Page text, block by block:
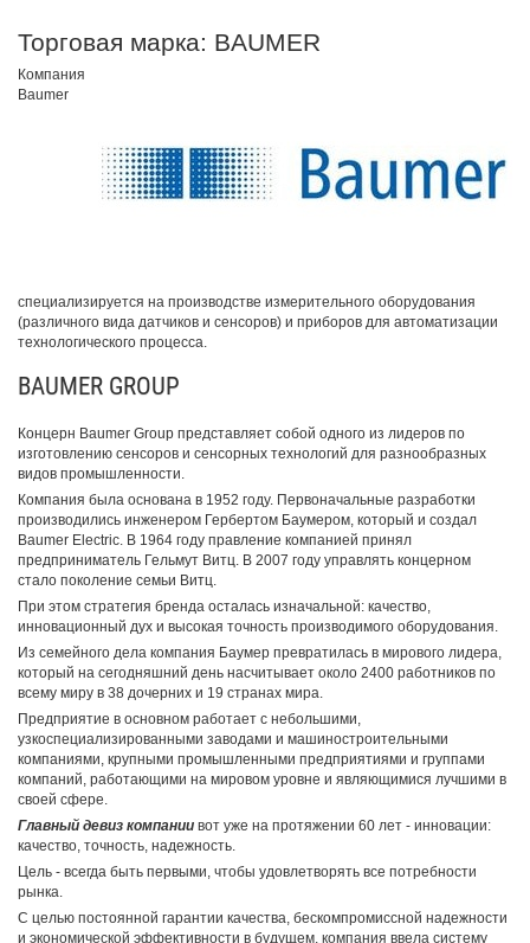
Торговая марка: BAUMER
Компания
Baumer
специализируется на производстве измерительного оборудования
(различного вида датчиков и сенсоров) и приборов для автоматизации
технологического процесса.
BAUMER GROUP
Концерн Baumer Group представляет собой одного из лидеров по
изготовлению сенсоров и сенсорных технологий для разнообразных
видов промышленности.
Компания была основана в 1952 году. Первоначальные разработки
производились инженером Гербертом Баумером, который и создал
Baumer Electric. В 1964 году правление компанией принял
предприниматель Гельмут Витц. В 2007 году управлять концерном
стало поколение семьи Витц.
При этом стратегия бренда осталась изначальной: качество,
инновационный дух и высокая точность производимого оборудования.
Из семейного дела компания Баумер превратилась в мирового лидера,
который на сегодняшний день насчитывает около 2400 работников по
всему миру в 38 дочерних и 19 странах мира.
Предприятие в основном работает с небольшими,
узкоспециализированными заводами и машиностроительными
компаниями, крупными промышленными предприятиями и группами
компаний, работающими на мировом уровне и являющимися лучшими в
своей сфере.
Главный девиз компании вот уже на протяжении 60 лет - инновации:
качество, точность, надежность.
Цель - всегда быть первыми, чтобы удовлетворять все потребности
рынка.
С целью постоянной гарантии качества, бескомпромиссной надежности
и экономической эффективности в будущем, компания ввела cистему